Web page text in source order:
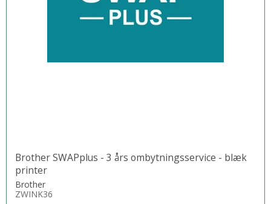
Brother SWAPplus - 3 års ombytningsservice - blæk
printer
Brother
ZWINK36